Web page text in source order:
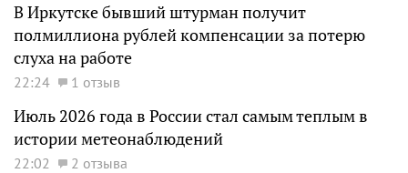
В Иркутске бывший штурман получит
полмиллиона рублей компенсации за потерю
слуха на работе
22:24 1 отзыв
Июль 2026 года в России стал самым теплым в
истории метеонаблюдений
22:02 2 отзыва